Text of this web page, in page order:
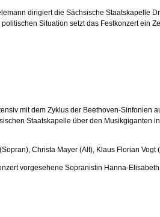
dirigiert die Sächsische Staatskapelle
Situation setzt das Festkonzert
mit dem Zyklus der Beethoven-
Staatskapelle über den
Christa Mayer (Alt), Klaus Florian
vorgesehene Sopranistin Hanna-